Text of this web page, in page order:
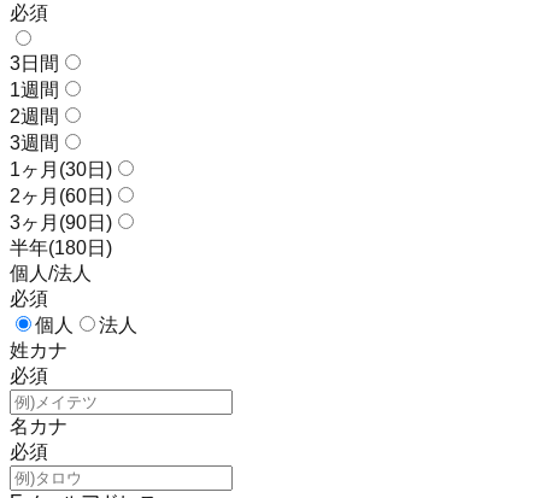
必須
3日間
1週間
2週間
3週間
1ヶ月(30日)
2ヶ月(60日)
3ヶ月(90日)
半年(180日)
個人/法人
必須
個人
法人
姓カナ
必須
名カナ
必須